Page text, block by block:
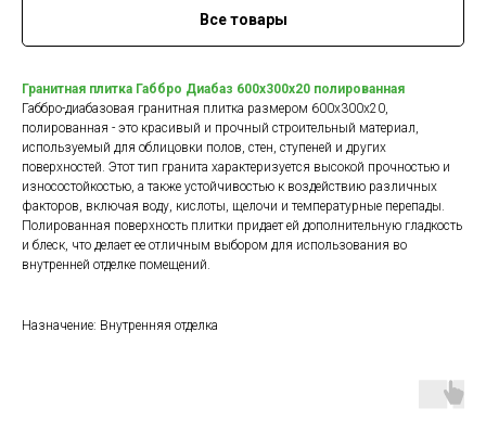
Все товары
Гранитная плитка Габбро Диабаз 600х300х20 полированная
Габбро-диабазовая гранитная плитка размером 600х300x20,
полированная - это красивый и прочный строительный материал,
используемый для облицовки полов, стен, ступеней и других
поверхностей. Этот тип гранита характеризуется высокой прочностью и
износостойкостью, а также устойчивостью к воздействию различных
факторов, включая воду, кислоты, щелочи и температурные перепады.
Полированная поверхность плитки придает ей дополнительную гладкость
и блеск, что делает ее отличным выбором для использования во
внутренней отделке помещений.
Назначение: Внутренняя отделка